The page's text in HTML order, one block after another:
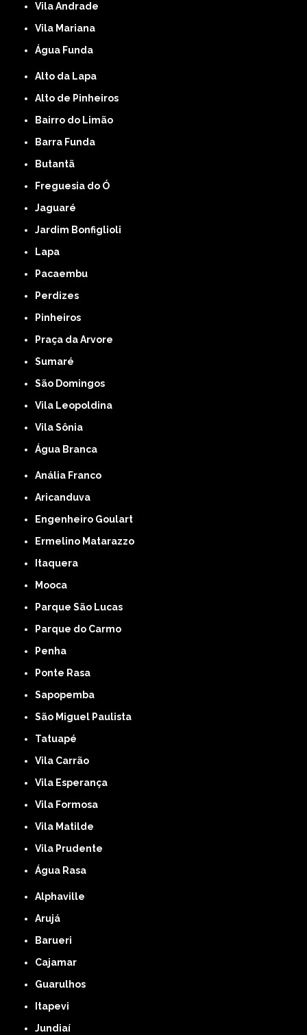
Vila Andrade
Vila Mariana
Água Funda
Alto da Lapa
Alto de Pinheiros
Bairro do Limão
Barra Funda
Butantã
Freguesia do Ó
Jaguaré
Jardim Bonfiglioli
Lapa
Pacaembu
Perdizes
Pinheiros
Praça da Arvore
Sumaré
São Domingos
Vila Leopoldina
Vila Sônia
Água Branca
Anália Franco
Aricanduva
Engenheiro Goulart
Ermelino Matarazzo
Itaquera
Mooca
Parque São Lucas
Parque do Carmo
Penha
Ponte Rasa
Sapopemba
São Miguel Paulista
Tatuapé
Vila Carrão
Vila Esperança
Vila Formosa
Vila Matilde
Vila Prudente
Água Rasa
Alphaville
Arujá
Barueri
Cajamar
Guarulhos
Itapevi
Jundiaí